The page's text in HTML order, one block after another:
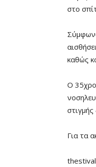
στο
καθώς
Ο
Για τα